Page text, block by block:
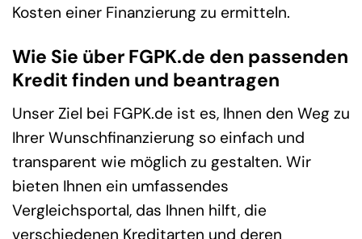
Kosten einer Finanzierung zu ermitteln.
Wie Sie über FGPK.de den passenden
Kredit finden und beantragen
Unser Ziel bei FGPK.de ist es, Ihnen den Weg zu
Ihrer Wunschfinanzierung so einfach und
transparent wie möglich zu gestalten. Wir
bieten Ihnen ein umfassendes
Vergleichsportal, das Ihnen hilft, die
verschiedenen Kreditarten und deren